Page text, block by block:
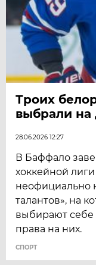
Троих
выбрали на
28.06.2026 12:27
В Баффало
хоккейной
неофициально
талантов», на
выбирают себе
права на них.
СПОРТ